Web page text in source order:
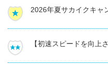
2026年夏サカイクキャ
【初速スピードを向上